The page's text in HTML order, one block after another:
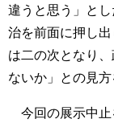
違うと思う」と
治を前面に押し
は二の次となり
ないか」との見方
今回の展示中止